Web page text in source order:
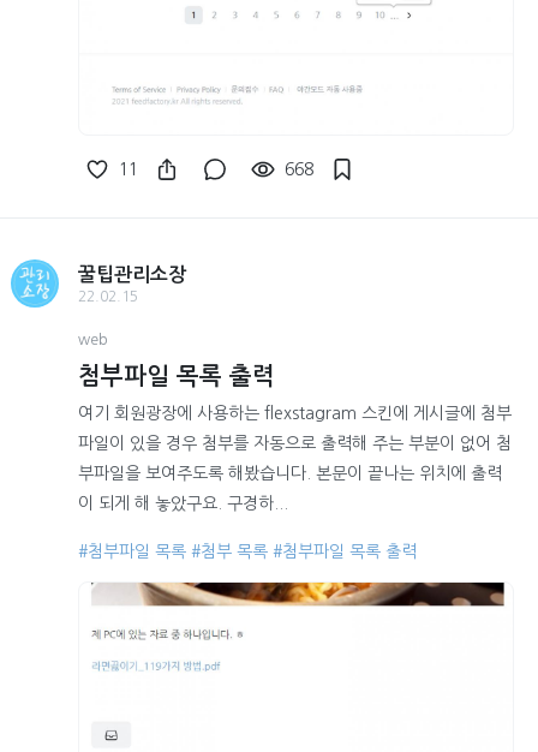
11 668
꿀팁관리소장
22.02.15
web
첨부파일 목록 출력
여기 회원광장에 사용하는 flexstagram 스킨에 게시글에 첨부
파일이 있을 경우 첨부를 자동으로 출력해 주는 부분이 없어 첨
부파일을 보여주도록 해봤습니다. 본문이 끝나는 위치에 출력
이 되게 해 놓았구요. 구경하...
#첨부파일 목록 #첨부 목록 #첨부파일 목록 출력